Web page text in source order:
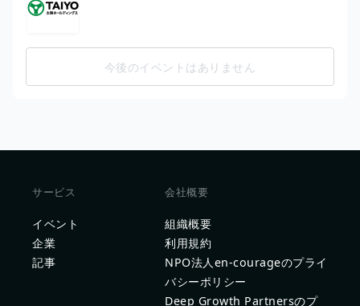
今後のイベントはありません
サービス
イベント
企業
記事
会社概要
組織概要
利用規約
NPO法人en-courageのプライ
バシーポリシー
Deep Growth Partnersのプ